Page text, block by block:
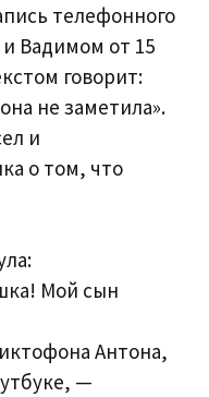
телефонного
Вадимом от 15
говорит:
не заметила».
и
о том, что
Мой сын
Антона,
—